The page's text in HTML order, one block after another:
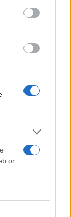
or
στιγμής
26 πολιτών
περιοχή
πολίτες δεν
υπουργείου
και